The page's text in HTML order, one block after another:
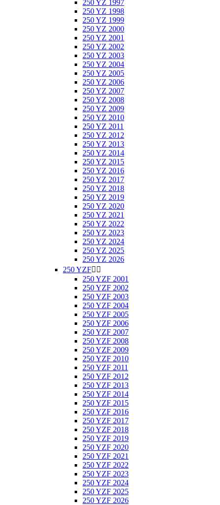
250 YZ 1997
250 YZ 1998
250 YZ 1999
250 YZ 2000
250 YZ 2001
250 YZ 2002
250 YZ 2003
250 YZ 2004
250 YZ 2005
250 YZ 2006
250 YZ 2007
250 YZ 2008
250 YZ 2009
250 YZ 2010
250 YZ 2011
250 YZ 2012
250 YZ 2013
250 YZ 2014
250 YZ 2015
250 YZ 2016
250 YZ 2017
250 YZ 2018
250 YZ 2019
250 YZ 2020
250 YZ 2021
250 YZ 2022
250 YZ 2023
250 YZ 2024
250 YZ 2025
250 YZ 2026
250 YZF 
250 YZF 2001
250 YZF 2002
250 YZF 2003
250 YZF 2004
250 YZF 2005
250 YZF 2006
250 YZF 2007
250 YZF 2008
250 YZF 2009
250 YZF 2010
250 YZF 2011
250 YZF 2012
250 YZF 2013
250 YZF 2014
250 YZF 2015
250 YZF 2016
250 YZF 2017
250 YZF 2018
250 YZF 2019
250 YZF 2020
250 YZF 2021
250 YZF 2022
250 YZF 2023
250 YZF 2024
250 YZF 2025
250 YZF 2026